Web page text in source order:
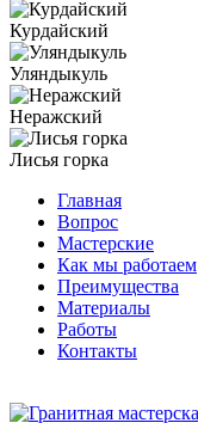
Курдайский
Уляндыкуль
Неражский
Лисья горка
Главная
Вопрос
Мастерские
Как мы работаем
Преимущества
Материалы
Работы
Контакты